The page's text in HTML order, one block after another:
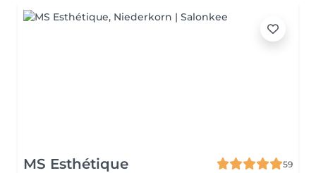
MS Esthétique
59